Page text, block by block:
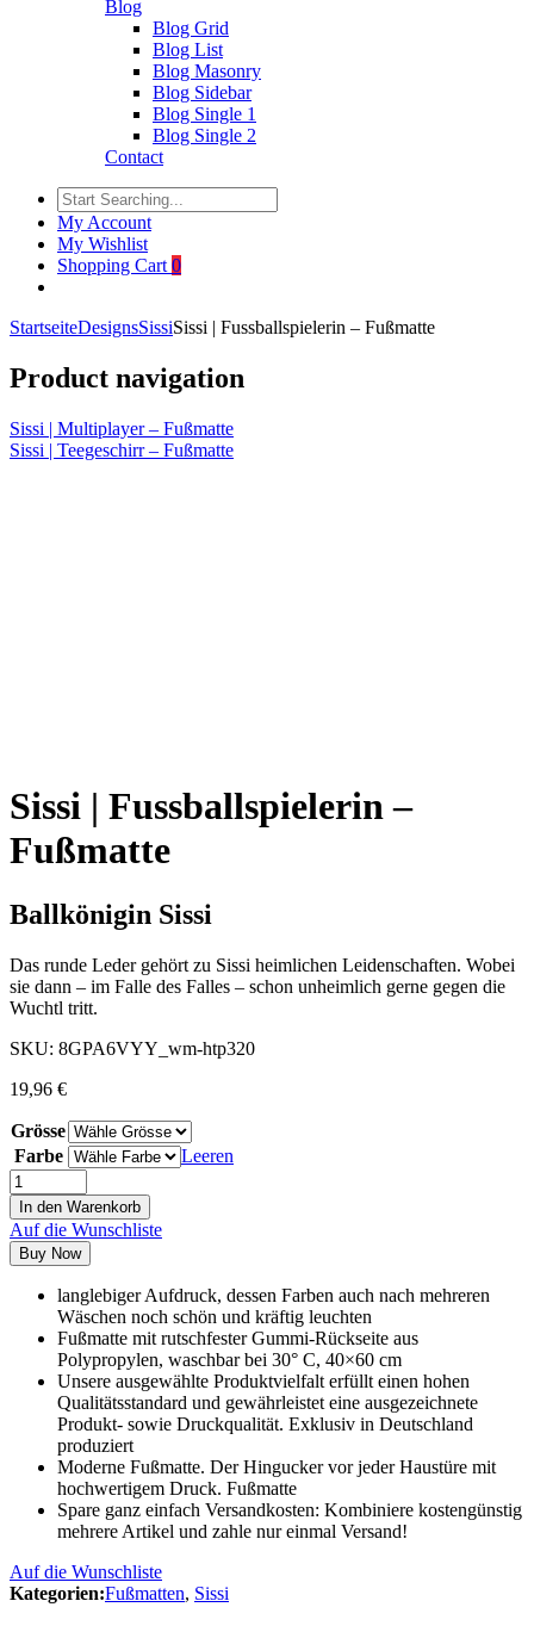
Blog
Blog Grid
Blog List
Blog Masonry
Blog Sidebar
Blog Single 1
Blog Single 2
Contact
My Account
My Wishlist
Shopping Cart 0
StartseiteDesignsSissiSissi | Fussballspielerin – Fußmatte
Product navigation
Sissi | Multiplayer – Fußmatte
Sissi | Teegeschirr – Fußmatte
Sissi | Fussballspielerin –
Fußmatte
Ballkönigin Sissi
Das runde Leder gehört zu Sissi heimlichen Leidenschaften. Wobei
sie dann – im Falle des Falles – schon unheimlich gerne gegen die
Wuchtl tritt.
SKU: 8GPA6VYY_wm-htp320
19,96 €
Grösse
Farbe
Leeren
In den Warenkorb
Auf die Wunschliste
Buy Now
langlebiger Aufdruck, dessen Farben auch nach mehreren
Wäschen noch schön und kräftig leuchten
Fußmatte mit rutschfester Gummi-Rückseite aus
Polypropylen, waschbar bei 30° C, 40×60 cm
Unsere ausgewählte Produktvielfalt erfüllt einen hohen
Qualitätsstandard und gewährleistet eine ausgezeichnete
Produkt- sowie Druckqualität. Exklusiv in Deutschland
produziert
Moderne Fußmatte. Der Hingucker vor jeder Haustüre mit
hochwertigem Druck. Fußmatte
Spare ganz einfach Versandkosten: Kombiniere kostengünstig
mehrere Artikel und zahle nur einmal Versand!
Auf die Wunschliste
Kategorien:Fußmatten, Sissi